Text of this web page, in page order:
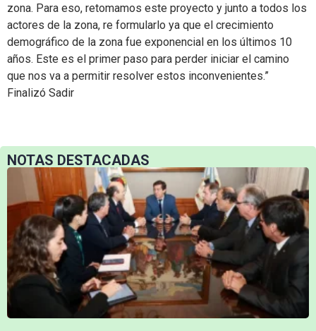
NOTAS DESTACADAS
zona. Para eso, retomamos este proyecto y junto a todos los
actores de la zona, re formularlo ya que el crecimiento
demográfico de la zona fue exponencial en los últimos 10
años. Este es el primer paso para perder iniciar el camino
que nos va a permitir resolver estos inconvenientes.”
Finalizó Sadir